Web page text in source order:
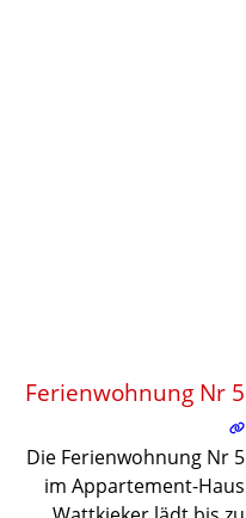
©
©
©
©
©
©
©
©
©
©
©
©
©
©
©
©
©
©
©
©
©
©
Ferienwohnung Nr 5
Die Ferienwohnung Nr 5
im Appartement-Haus